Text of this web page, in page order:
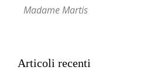
Madame Martis
Articoli recenti